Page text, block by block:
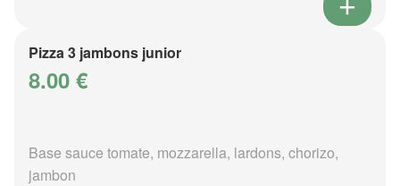
Pizza 3 jambons junior
8.00 €
Base sauce tomate, mozzarella, lardons, chorizo,
jambon